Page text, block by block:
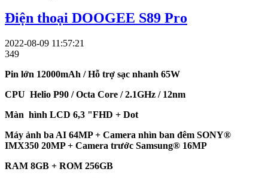
Điện thoại DOOGEE S89 Pro
2022-08-09 11:57:21
349
Pin lớn 12000mAh / Hỗ trợ sạc nhanh 65W
CPU Helio P90 / Octa Core / 2.1GHz / 12nm
Màn hình LCD 6,3 "FHD + Dot
Máy ảnh ba AI 64MP + Camera nhìn ban đêm SONY®
IMX350 20MP + Camera trước Samsung® 16MP
RAM 8GB + ROM 256GB